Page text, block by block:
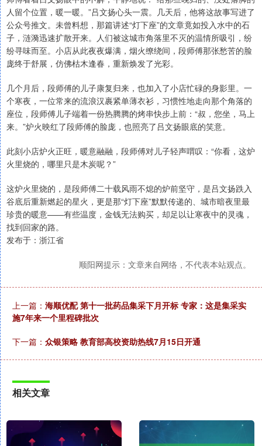
人留个位置，暖一暖。”吕文扬心头一震。几天后，他将这故事写进了
公众号推文。未曾料想，那篇讲述“灯下座”的文章竟如投入水中的石
子，涟漪迅速扩散开来。人们被这城市角落里不灭的温情所吸引，纷
纷寻味而至。小店从此夜夜爆满，烟火缭绕间，段师傅那张愁苦的脸
庞终于舒展，仿佛枯木逢春，重新焕发了光彩。
几个月后，段师傅的儿子康复归来，也加入了小店忙碌的身影里。一
个寒夜，一位常来的流浪汉裹紧单薄衣衫，习惯性地走向那个角落的
座位，段师傅儿子端着一份热腾腾的烤串快步上前：“叔，您坐，马上
来。”炉火映红了段师傅的脸庞，也照亮了吕文扬眼底的笑意。
此刻小店炉火正旺，暖意融融，段师傅对儿子轻声喟叹：“你看，这炉
火里烧的，哪里只是木炭呢？”
这炉火里烧的，是段师傅二十载风雨不熄的炉前坚守，是吕文扬跌入
谷底后重新燃起的星火，更是那“灯下座”默默传递的、城市暗夜里最
珍贵的暖意——有些温度，金钱无法购买，却足以让寒夜中的灵魂，
找到回家的路。
发布于：浙江省
顺阳网提示：文章来自网络，不代表本站观点。
上一篇： 海顺优配 第十一批药品集采下月开标 专家：这是集采实
施7年来一个里程碑批次
下一篇： 众银策略 教育部高校资助热线7月15日开通
相关文章